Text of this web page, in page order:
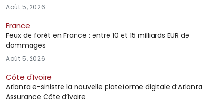
Août 5, 2026
France
Feux de forêt en France : entre 10 et 15 milliards EUR de
dommages
Août 5, 2026
Côte d'Ivoire
Atlanta e-sinistre la nouvelle plateforme digitale d’Atlanta
Assurance Côte d’Ivoire